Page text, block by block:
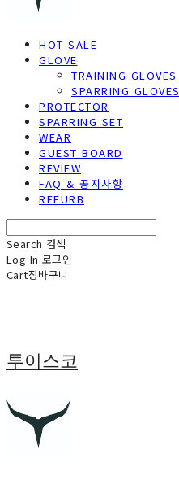
HOT SALE
GLOVE
TRAINING GLOVES
SPARRING GLOVES
PROTECTOR
SPARRING SET
WEAR
GUEST BOARD
REVIEW
FAQ & 공지사항
REFURB
Search 검색
Log In 로그인
Cart장바구니
투이스코